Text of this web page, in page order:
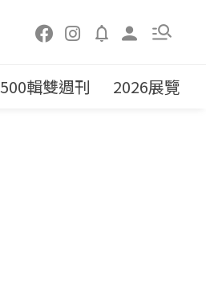
500輯雙週刊 2026展覽